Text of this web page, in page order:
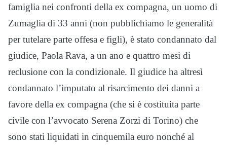
famiglia nei confronti della ex compagna, un uomo di
Zumaglia di 33 anni (non pubblichiamo le generalità
per tutelare parte offesa e figli), è stato condannato dal
giudice, Paola Rava, a un ano e quattro mesi di
reclusione con la condizionale. Il giudice ha altresì
condannato l’imputato al risarcimento dei danni a
favore della ex compagna (che si è costituita parte
civile con l’avvocato Serena Zorzi di Torino) che
sono stati liquidati in cinquemila euro nonché al